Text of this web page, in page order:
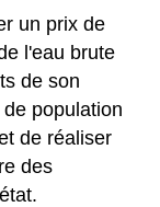
un prix de
l'eau brute
de son
population
de réaliser
des